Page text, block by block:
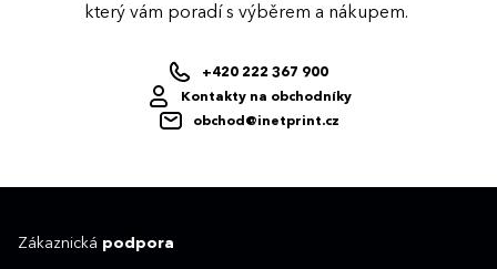
který vám poradí s výběrem a nákupem.
+420 222 367 900
Kontakty na obchodníky
obchod@inetprint.cz
Zákaznická podpora